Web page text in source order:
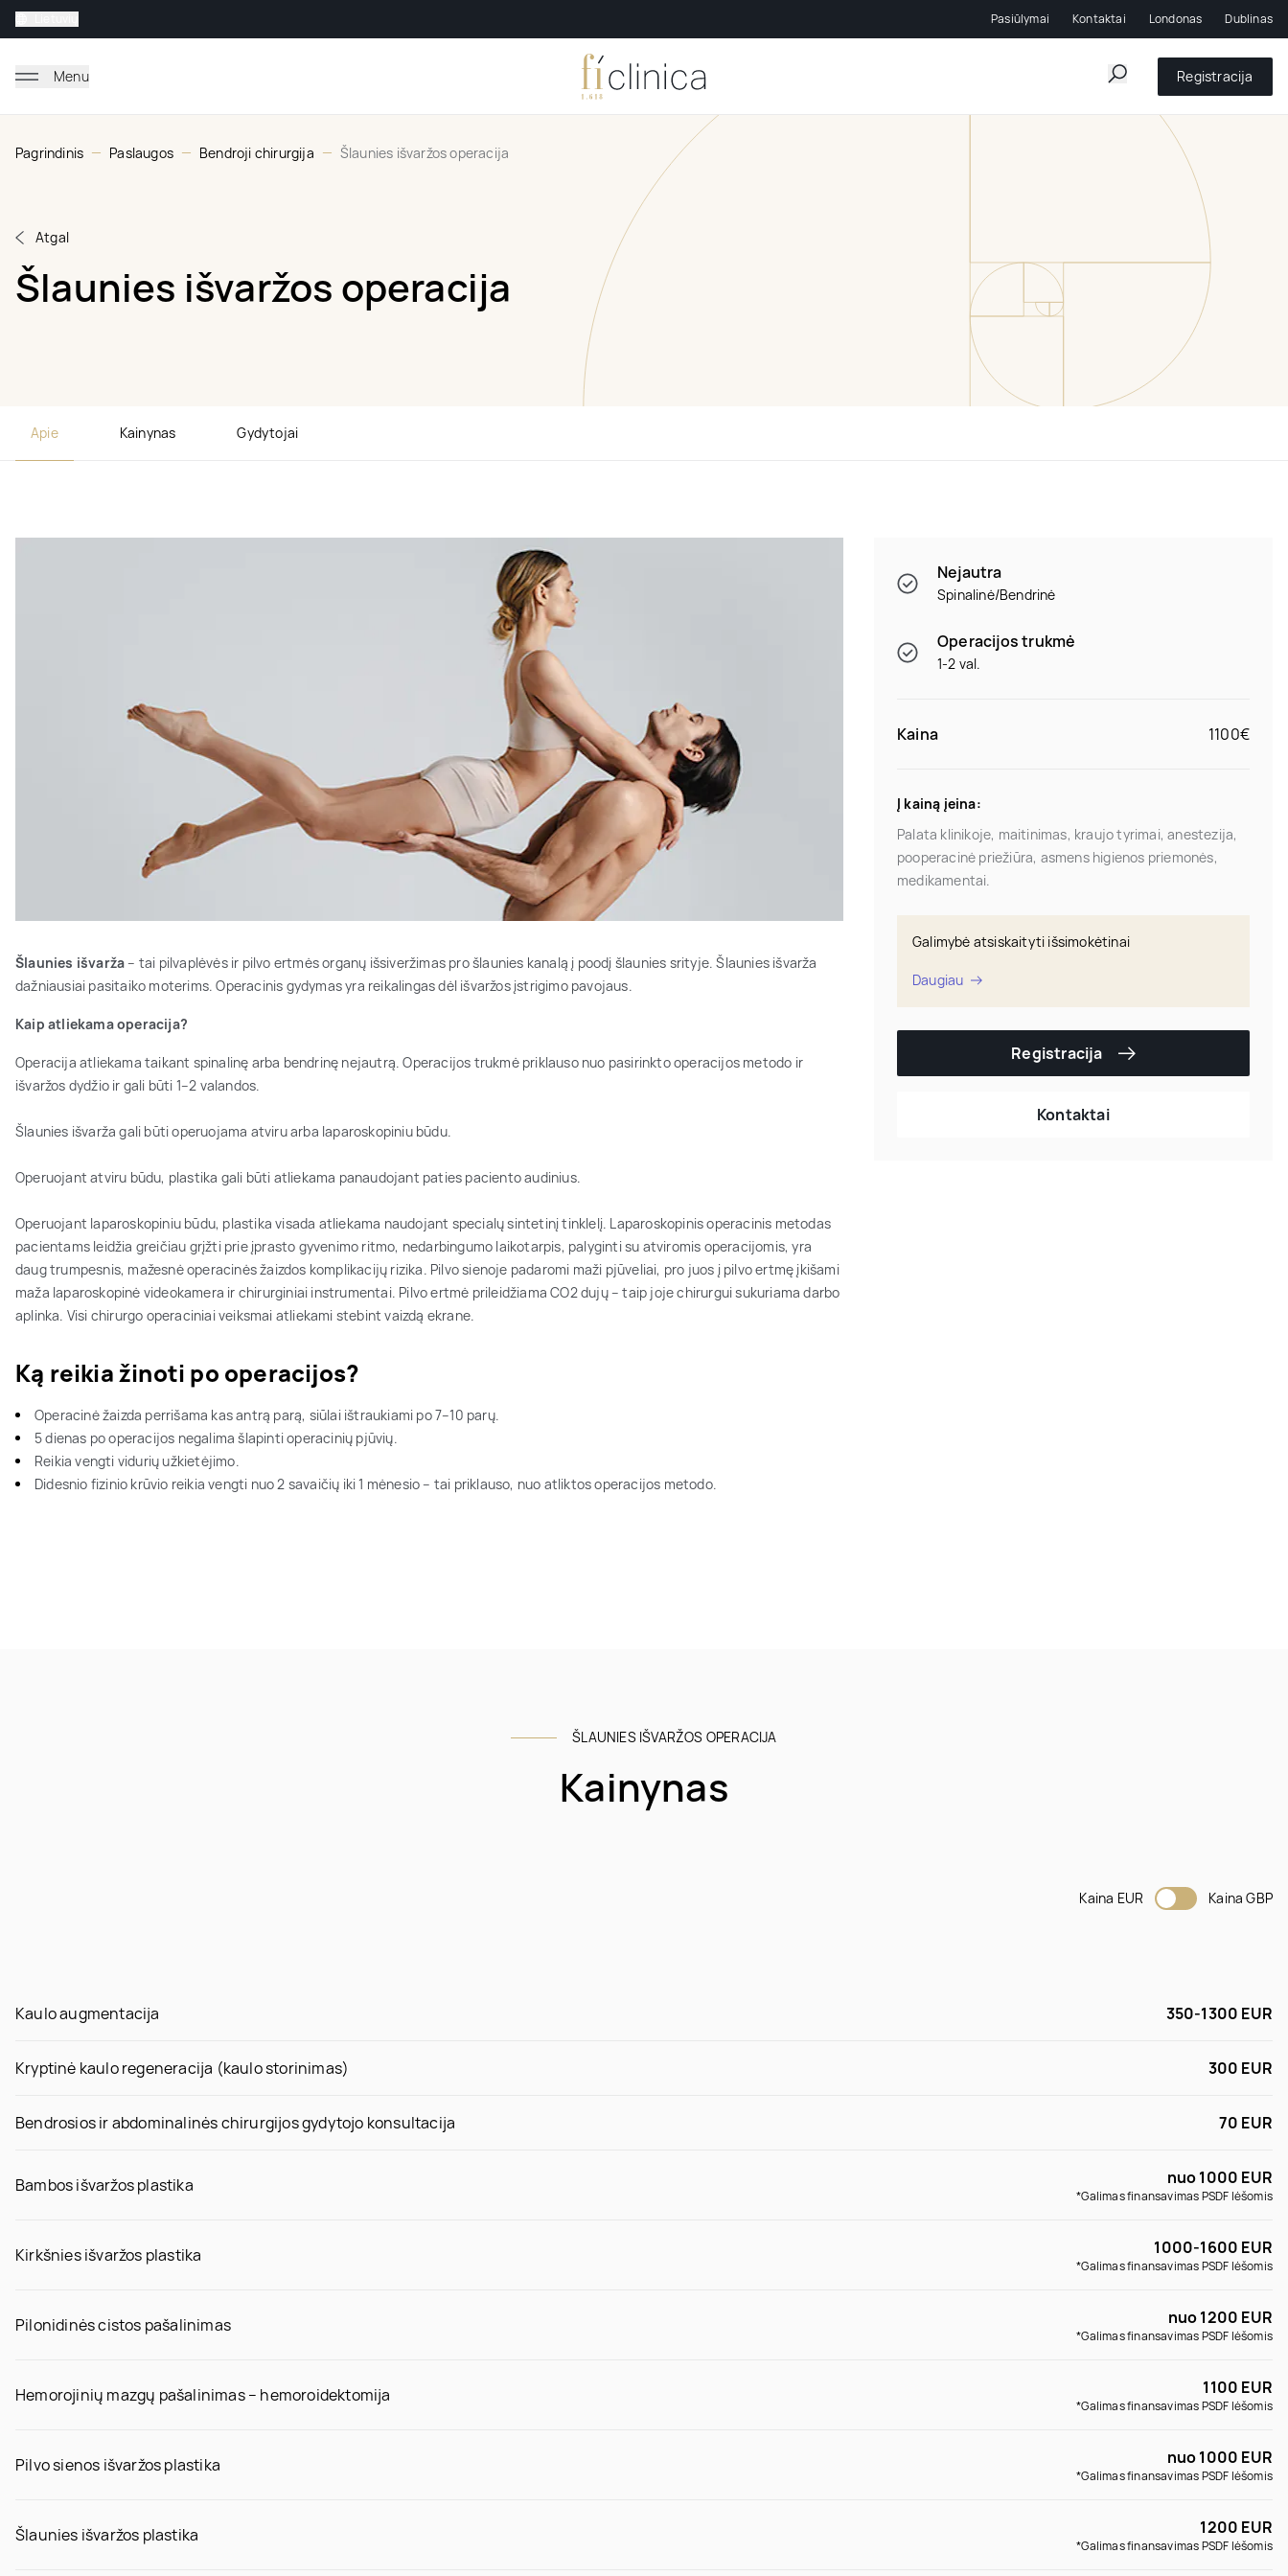
Pasiūlymai Kontaktai Londonas Dublinas
Menu Registracija
Pagrindinis Paslaugos Bendroji chirurgija Šlaunies išvaržos operacija
Atgal
Šlaunies išvaržos operacija
Apie Kainynas Gydytojai
Šlaunies išvarža– tai pilvaplėvės ir pilvo ertmės organų išsiveržimas pro šlaunies kanalą į poodį šlaunies srityje. Šlaunies išvarža
dažniausiai pasitaiko moterims. Operacinis gydymas yra reikalingas dėl išvaržos įstrigimo pavojaus.
Kaip atliekama operacija?
Operacija atliekama taikant spinalinę arba bendrinę nejautrą. Operacijos trukmė priklauso nuo pasirinkto operacijos metodo ir
išvaržos dydžio ir gali būti 1–2 valandos.
Šlaunies išvarža gali būti operuojama atviru arba laparoskopiniu būdu.
Operuojant atviru būdu, plastika gali būti atliekama panaudojant paties paciento audinius.
Operuojant laparoskopiniu būdu, plastika visada atliekama naudojant specialų sintetinį tinklelį. Laparoskopinis operacinis metodas
pacientams leidžia greičiau grįžti prie įprasto gyvenimo ritmo, nedarbingumo laikotarpis, palyginti su atviromis operacijomis, yra
daug trumpesnis, mažesnė operacinės žaizdos komplikacijų rizika. Pilvo sienoje padaromi maži pjūveliai, pro juos į pilvo ertmę įkišami
maža laparoskopinė videokamera ir chirurginiai instrumentai. Pilvo ertmė prileidžiama CO2 dujų – taip joje chirurgui sukuriama darbo
aplinka. Visi chirurgo operaciniai veiksmai atliekami stebint vaizdą ekrane.
Ką reikia žinoti po operacijos?
Operacinė žaizda perrišama kas antrą parą, siūlai ištraukiami po 7–10 parų.
5 dienas po operacijos negalima šlapinti operacinių pjūvių.
Reikia vengti vidurių užkietėjimo.
Didesnio fizinio krūvio reikia vengti nuo 2 savaičių iki 1 mėnesio – tai priklauso, nuo atliktos operacijos metodo.
Nejautra
Spinalinė/Bendrinė
Operacijos trukmė
1-2 val.
Kaina 1100€
Į kainą įeina:
Palata klinikoje, maitinimas, kraujo tyrimai, anestezija,
pooperacinė priežiūra, asmens higienos priemonės,
medikamentai.
Galimybė atsiskaityti išsimokėtinai
Daugiau
Registracija
Kontaktai
ŠLAUNIES IŠVARŽOS OPERACIJA
Kainynas
Kaina EUR Kaina GBP
Kaulo augmentacija 350-1300 EUR
Kryptinė kaulo regeneracija (kaulo storinimas) 300 EUR
Bendrosios ir abdominalinės chirurgijos gydytojo konsultacija 70 EUR
Bambos išvaržos plastika nuo 1000 EUR
*Galimas finansavimas PSDF lėšomis
Kirkšnies išvaržos plastika 1000-1600 EUR
*Galimas finansavimas PSDF lėšomis
Pilonidinės cistos pašalinimas nuo 1200 EUR
*Galimas finansavimas PSDF lėšomis
Hemorojinių mazgų pašalinimas – hemoroidektomija 1100 EUR
*Galimas finansavimas PSDF lėšomis
Pilvo sienos išvaržos plastika nuo 1000 EUR
*Galimas finansavimas PSDF lėšomis
Šlaunies išvaržos plastika 1200 EUR
*Galimas finansavimas PSDF lėšomis